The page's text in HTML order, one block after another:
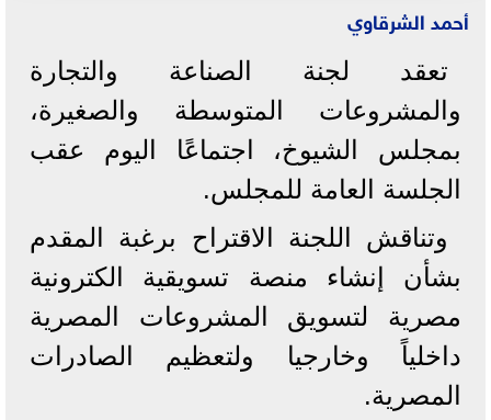
أحمد الشرقاوي
تعقد لجنة الصناعة والتجارة
والمشروعات المتوسطة والصغيرة،
بمجلس الشيوخ، اجتماعًا اليوم عقب
الجلسة العامة للمجلس.
وتناقش اللجنة الاقتراح برغبة المقدم
بشأن إنشاء منصة تسويقية الكترونية
مصرية لتسويق المشروعات المصرية
داخلياً وخارجيا ولتعظيم الصادرات
المصرية.